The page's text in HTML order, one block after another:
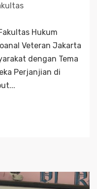
Hukum
Veteran Jakarta
dengan Tema
Perjanjian di